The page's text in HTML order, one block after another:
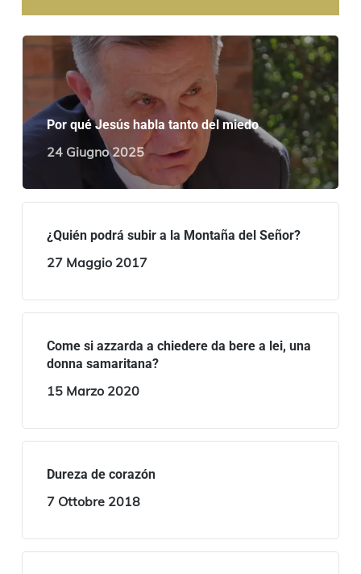
Por qué Jesús habla tanto del miedo
24 Giugno 2025
¿Quién podrá subir a la Montaña del Señor?
27 Maggio 2017
Come si azzarda a chiedere da bere a lei, una
donna samaritana?
15 Marzo 2020
Dureza de corazón
7 Ottobre 2018